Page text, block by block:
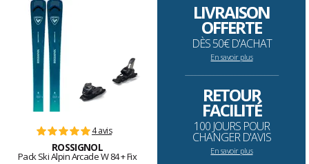
4 avis
ROSSIGNOL
Pack Ski Alpin Arcade W 84 + Fix
LIVRAISON
OFFERTE
DÈS 50€ D'ACHAT
En savoir plus
--------------------------------------------------------------------
RETOUR
FACILITÉ
100 JOURS POUR
CHANGER D'AVIS
En savoir plus